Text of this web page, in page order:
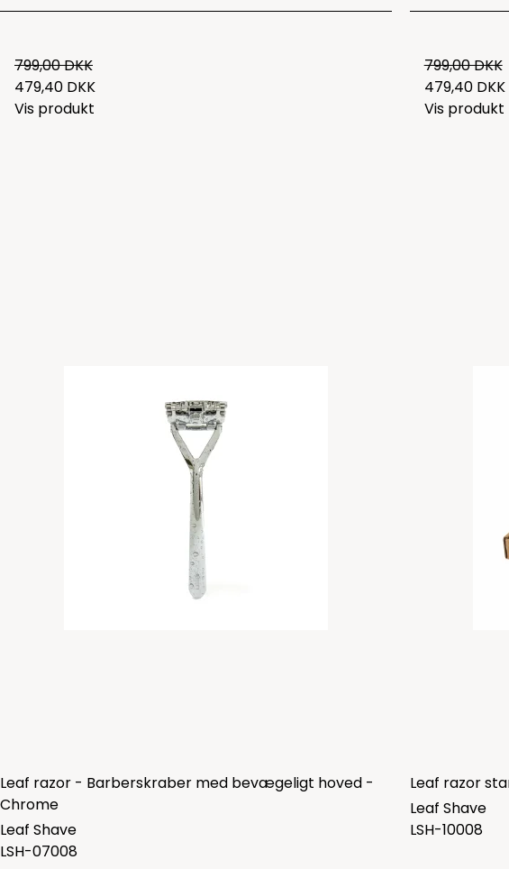
799,00 DKK
479,40 DKK
Vis produkt
799,00 DKK
479,40 DKK
Vis produkt
Leaf razor - Barberskraber med bevægeligt hoved -
Chrome
Leaf Shave
LSH-07008
Leaf razor
Leaf Shave
LSH-10008